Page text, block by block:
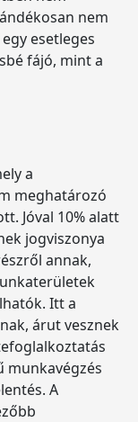
nem
esetleges
fájó, mint a
a
meghatározó
Jóval 10% alatt
jogviszonya
annak,
Itt a
árut vesznek
munkavégzés
A